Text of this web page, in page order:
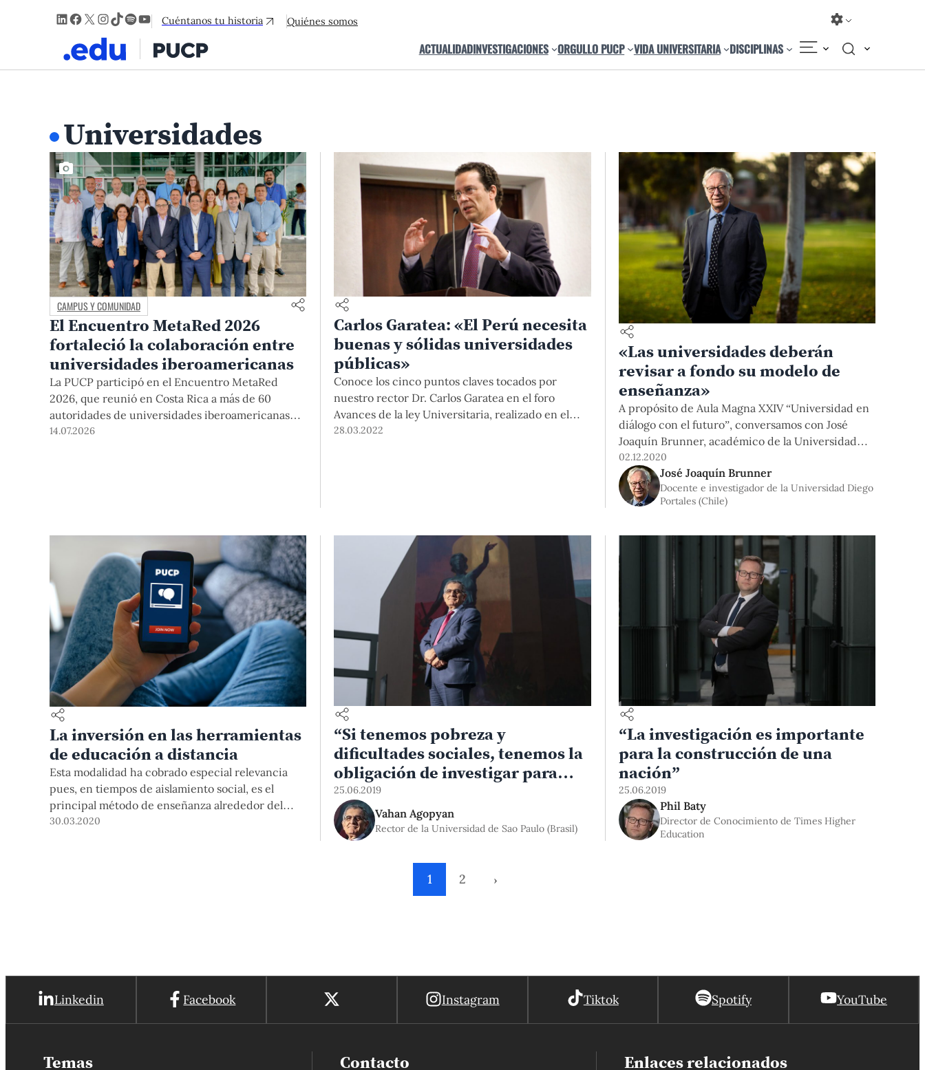
LinkedIn
Facebook
X Instagram
TikTok
Spotify
YouTube
Cuéntanos tu historia Quiénes somos
ACTUALIDADINVESTIGACIONES ORGULLO PUCP VIDA UNIVERSITARIA DISCIPLINAS
Universidades
CAMPUS Y COMUNIDAD
El Encuentro MetaRed 2026
fortaleció la colaboración entre
universidades iberoamericanas
La PUCP participó en el Encuentro MetaRed
2026, que reunió en Costa Rica a más de 60
autoridades de universidades iberoamericanas
para fortalecer la colaboración en transformación
14.07.2026
Carlos Garatea: «El Perú necesita
buenas y sólidas universidades
públicas»
Conoce los cinco puntos claves tocados por
nuestro rector Dr. Carlos Garatea en el foro
Avances de la ley Universitaria, realizado en el
Congreso de la República.
28.03.2022
«Las universidades deberán
revisar a fondo su modelo de
enseñanza»
A propósito de Aula Magna XXIV “Universidad en
diálogo con el futuro”, conversamos con José
Joaquín Brunner, académico de la Universidad
Diego Portales de Chile, y director de la Cátedra
Unesco de Sistemas y Políticas Comparadas de
Educación Superior.
02.12.2020
José Joaquín Brunner
Docente e investigador de la Universidad Diego
Portales (Chile)
La inversión en las herramientas
de educación a distancia
Esta modalidad ha cobrado especial relevancia
pues, en tiempos de aislamiento social, es el
principal método de enseñanza alrededor del
mundo. Pero ¿conocemos realmente la inversión
30.03.2020
“Si tenemos pobreza y
dificultades sociales, tenemos la
obligación de investigar para
superarlas”
25.06.2019
Vahan Agopyan
Rector de la Universidad de Sao Paulo (Brasil)
“La investigación es importante
para la construcción de una
nación”
25.06.2019
Phil Baty
Director de Conocimiento de Times Higher
Education
1 2 ›
Linkedin Facebook Instagram Tiktok Spotify YouTube
Temas Contacto Enlaces relacionados